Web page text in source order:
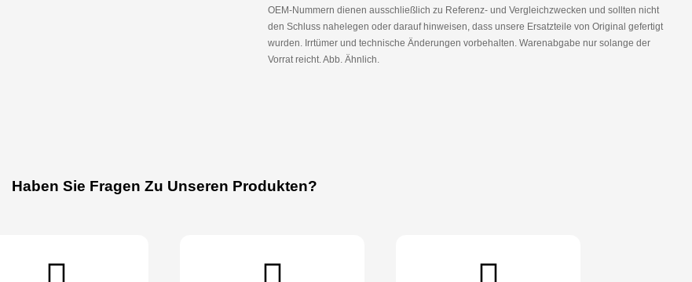
OEM-Nummern dienen ausschließlich zu Referenz- und Vergleichzwecken und sollten nicht
den Schluss nahelegen oder darauf hinweisen, dass unsere Ersatzteile von Original gefertigt
wurden. Irrtümer und technische Änderungen vorbehalten. Warenabgabe nur solange der
Vorrat reicht. Abb. Ähnlich.
Haben Sie Fragen Zu Unseren Produkten?